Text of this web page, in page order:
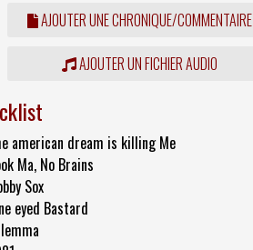
AJOUTER UNE CHRONIQUE/COMMENTAIRE
AJOUTER UN FICHIER AUDIO
american dream is killing Me
Ma, No Brains
Sox
eyed Bastard